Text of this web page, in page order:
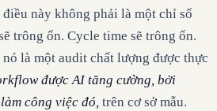
này không phải là một chỉ số
trông ổn. Cycle time sẽ trông ổn.
là một audit chất lượng được thực
được AI tăng cường, bởi
công việc đó, trên cơ sở mẫu.